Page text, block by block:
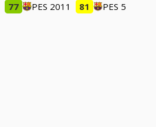
77 PES 2011 81 PES 5